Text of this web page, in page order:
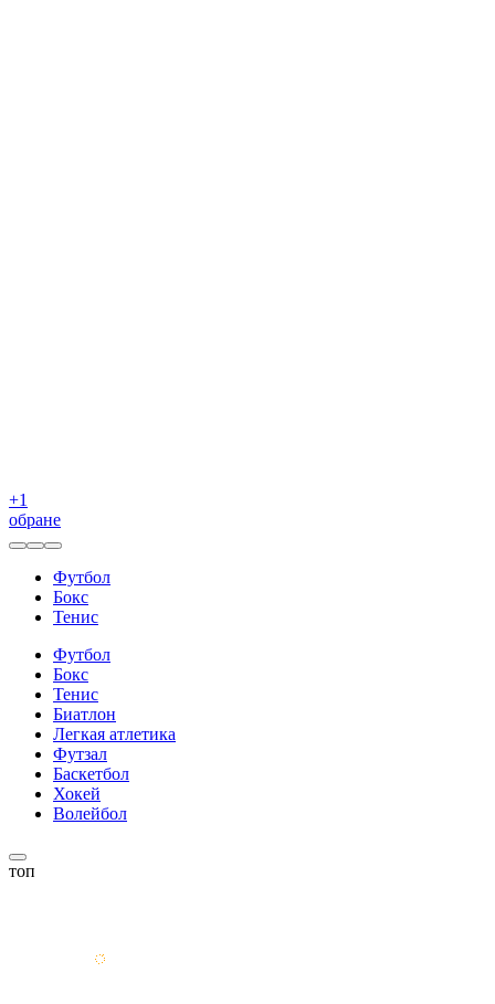
+1
обране
Футбол
Бокс
Тенис
Футбол
Бокс
Тенис
Биатлон
Легкая атлетика
Футзал
Баскетбол
Хокей
Волейбол
топ